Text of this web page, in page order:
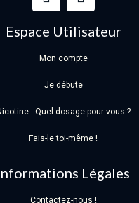
Espace Utilisateur
Mon compte
Je débute
: Quel dosage pour vous ?
Fais-le toi-même !
Légales
Contactez-nous !